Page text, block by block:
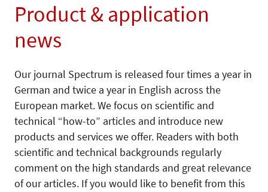
Product & application
news
Our journal Spectrum is released four times a year in
German and twice a year in English across the
European market. We focus on scientific and
technical “how-to” articles and introduce new
products and services we offer. Readers with both
scientific and technical backgrounds regularly
comment on the high standards and great relevance
of our articles. If you would like to benefit from this